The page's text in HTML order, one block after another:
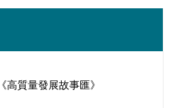
質量發展故事匯》